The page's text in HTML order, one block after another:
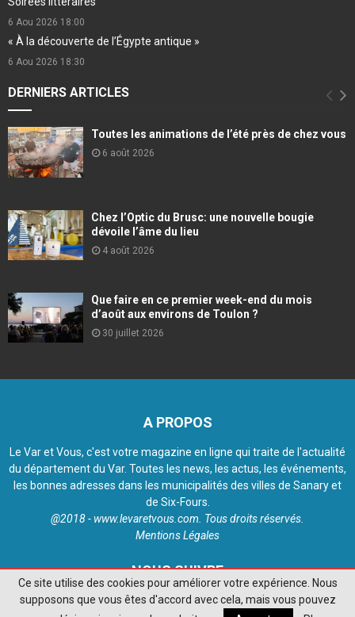
6 Aou 2026 18:00
« À la découverte de l’Égypte antique »
6 Aou 2026 18:30
DERNIERS ARTICLES
Toutes les animations de l’été près de chez vous
6 août 2026
Chez l’Optic du Brusc: une nouvelle bougie
dévoile l’âme du lieu
4 août 2026
Que faire en ce premier week-end du mois
d’août aux environs de Toulon ?
30 juillet 2026
A PROPOS
Le Var et Vous, c'est votre magazine en ligne qui traite de l'actualité
du département du Var. Toutes les news, les actus, les événements,
les bonnes adresses dans les municipalités des villes de Sanary et
de Six-Fours.
@2018 - www.levaretvous.com. Tous droits réservés.
Mentions Légales
NOUS SUIVRE
Ce site utilise des cookies pour améliorer votre expérience. Nous
supposons que vous êtes d'accord avec cela, mais vous pouvez